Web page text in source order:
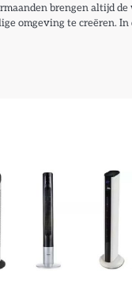
brengen altijd de
omgeving te creëren.